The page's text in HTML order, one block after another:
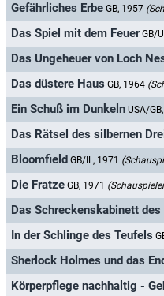
Gefährliches Erbe GB, 1957
Das Spiel mit dem Feuer GB/
Das Ungeheuer von Loch
Das düstere Haus GB, 1964
Ein Schuß im Dunkeln USA/
Das Rätsel des silbernen
Bloomfield GB/IL, 1971
Die Fratze GB, 1971
Das Schreckenskabinett des
In der Schlinge des Teufels
Körperpflege nachhaltig -